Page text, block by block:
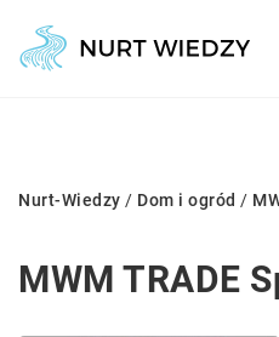
Nurt-Wiedzy / Dom i ogród /
MWM TRADE